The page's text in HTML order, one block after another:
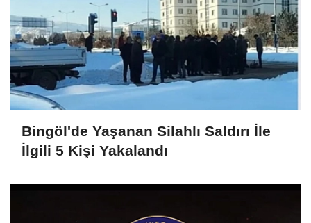
Bingöl'de Yaşanan Silahlı Saldırı İle
İlgili 5 Kişi Yakalandı